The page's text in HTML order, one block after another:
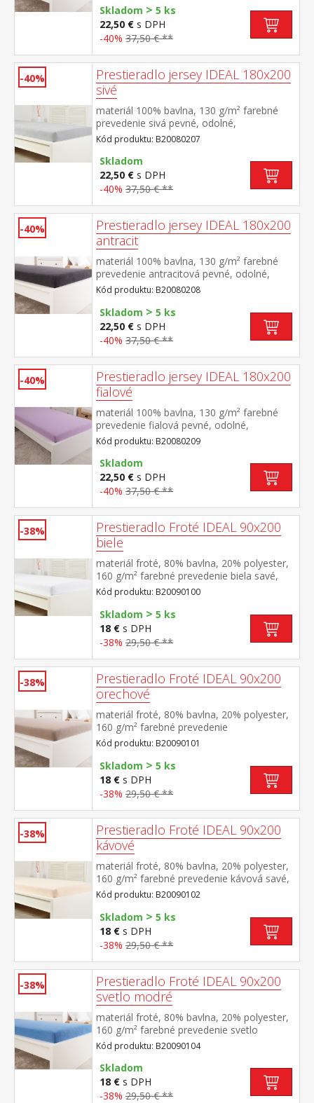
Skladom > 5 ks
22,50 € s DPH
-40% 37,50 € **
-40%
Prestieradlo jersey IDEAL 180x200
sivé
materiál 100% bavlna, 130 g/m² farebné
prevedenie sivá pevné, odolné,
stálofarebné, obšité gumou pre matrace do
výšky 25 cm prateľné do 60 °C
Kód produktu: B20080207
Skladom
22,50 € s DPH
-40% 37,50 € **
-40%
Prestieradlo jersey IDEAL 180x200
antracit
materiál 100% bavlna, 130 g/m² farebné
prevedenie antracitová pevné, odolné,
stálofarebné, obšité gumou pre matrace do
výšky 25 cm prateľné do 60 °C
Kód produktu: B20080208
Skladom > 5 ks
22,50 € s DPH
-40% 37,50 € **
-40%
Prestieradlo jersey IDEAL 180x200
fialové
materiál 100% bavlna, 130 g/m² farebné
prevedenie fialová pevné, odolné,
stálofarebné, obšité gumou pre matrace do
výšky 25 cm prateľné do 60 °C
Kód produktu: B20080209
Skladom
22,50 € s DPH
-40% 37,50 € **
-38%
Prestieradlo Froté IDEAL 90x200
biele
materiál froté, 80% bavlna, 20% polyester,
160 g/m² farebné prevedenie biela savé,
odolné, stálofarebné, obšité gumou pre
matrace do výšky 25 cm prateľné do 40 °C
Kód produktu: B20090100
Skladom > 5 ks
18 € s DPH
-38% 29,50 € **
-38%
Prestieradlo Froté IDEAL 90x200
orechové
materiál froté, 80% bavlna, 20% polyester,
160 g/m² farebné prevedenie
orechová savé, odolné, stálofarebné,
obšité gumou pre matrace do výšky 25
cm prateľné do 40 °C
Kód produktu: B20090101
Skladom > 5 ks
18 € s DPH
-38% 29,50 € **
-38%
Prestieradlo Froté IDEAL 90x200
kávové
materiál froté, 80% bavlna, 20% polyester,
160 g/m² farebné prevedenie kávová savé,
odolné, stálofarebné, obšité gumou pre
matrace do výšky 25 cm prateľné do 40 °C
Kód produktu: B20090102
Skladom > 5 ks
18 € s DPH
-38% 29,50 € **
-38%
Prestieradlo Froté IDEAL 90x200
svetlo modré
materiál froté, 80% bavlna, 20% polyester,
160 g/m² farebné prevedenie svetlo
modrá savé, odolné, stálofarebné, obšité
gumou pre matrace do výšky 25
cm prateľné do 40 °C
Kód produktu: B20090104
Skladom
18 € s DPH
-38% 29,50 € **